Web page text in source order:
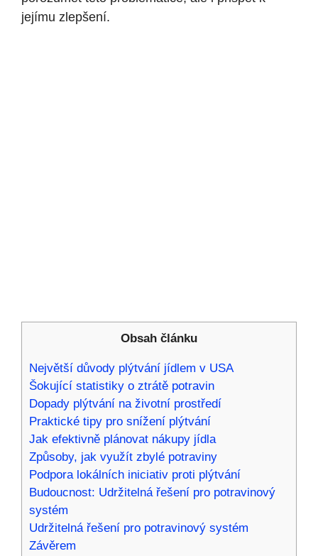
jejímu zlepšení.
Obsah článku
Největší důvody plýtvání jídlem v USA
Šokující statistiky o ztrátě potravin
Dopady plýtvání na životní prostředí
Praktické tipy pro snížení plýtvání
Jak efektivně plánovat nákupy jídla
Způsoby, jak využít zbylé potraviny
Podpora lokálních iniciativ proti plýtvání
Budoucnost: Udržitelná řešení pro potravinový
systém
Udržitelná řešení pro potravinový systém
Závěrem